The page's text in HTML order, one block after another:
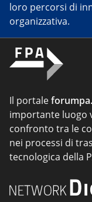
loro percorsi di
organizzativa.
Il portale
importante luogo
confronto tra le
nei processi di
tecnologica della